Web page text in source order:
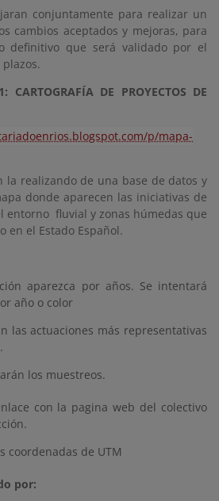
conjuntamente para realizar un
cambios aceptados y mejoras, para
definitivo que será validado por el
CARTOGRAFÍA DE PROYECTOS DE
p/mapa-
la realizando de una base de datos y
donde aparecen las iniciativas de
entorno fluvial y zonas húmedas que
en el Estado Español.
aparezca por años. Se intentará
año o color
las actuaciones más representativas
los muestreos.
con la pagina web del colectivo
coordenadas de UTM
por: